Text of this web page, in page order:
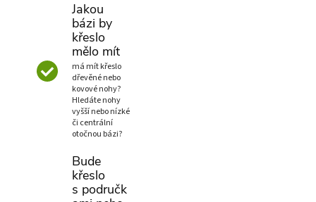
Jakou
bázi by
křeslo
mělo mít
má mít křeslo
dřevěné nebo
kovové nohy?
Hledáte nohy
vyšší nebo nízké
či centrální
otočnou bázi?
Bude
křeslo
s područk